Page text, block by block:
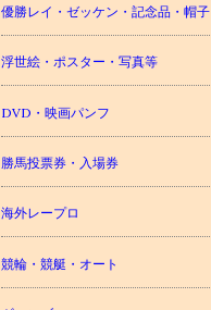
優勝レイ・ゼッケン・記念品・帽子
浮世絵・ポスター・写真等
DVD・映画パンフ
勝馬投票券・入場券
海外レープロ
競輪・競艇・オート